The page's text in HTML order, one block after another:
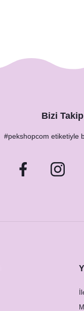
Bizi
#pekshopcom etiketiyle